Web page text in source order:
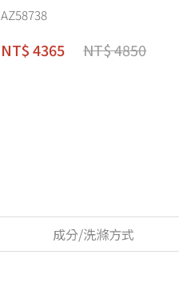
AZ58738
NT$ 4365 NT$ 4850
成分/洗滌方式